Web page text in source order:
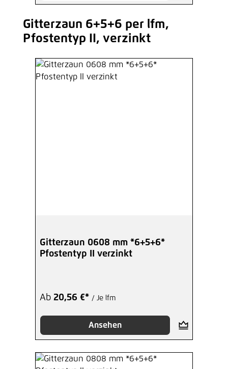
Produktgalerie überspringen
Gitterzaun 6+5+6 per lfm,
Pfostentyp II, verzinkt
Gitterzaun 0608 mm *6+5+6*
Pfostentyp II verzinkt
Ab 20,56 €* / Je lfm
Ansehen